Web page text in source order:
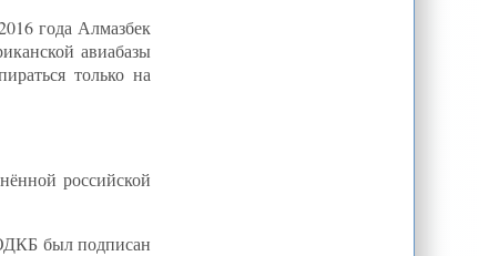
года Алмазбек
авиабазы
только на
российской
был подписан